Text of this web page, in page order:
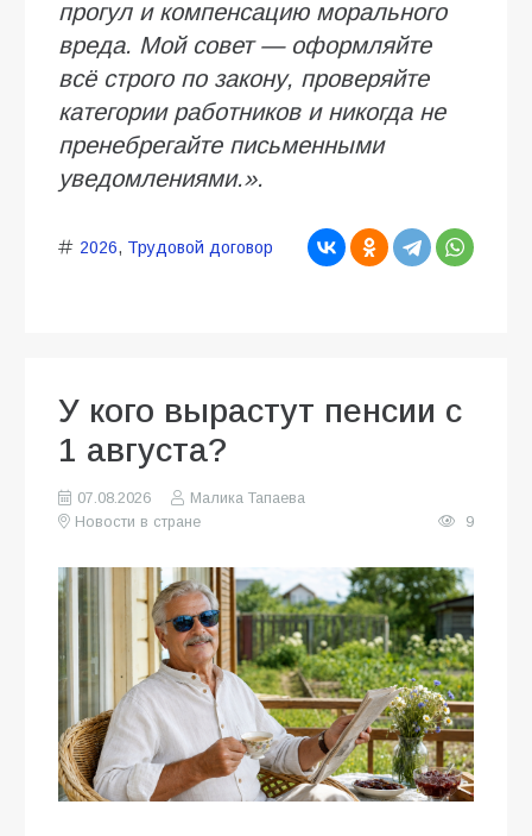
прогул и компенсацию морального
вреда. Мой совет — оформляйте
всё строго по закону, проверяйте
категории работников и никогда не
пренебрегайте письменными
уведомлениями.».
2026, Трудовой договор
У кого вырастут пенсии с
1 августа?
07.08.2026
Малика Тапаева
Новости в стране
9